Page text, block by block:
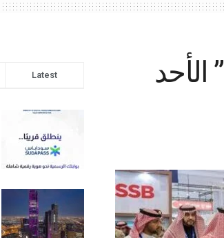
انطلاق النسخة الثالثة من “WDS 2026” الأحد
Latest